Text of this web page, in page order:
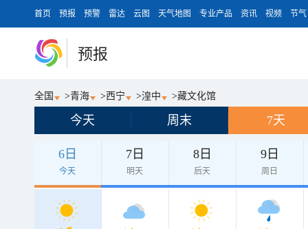
首页 预报 预警 雷达 云图 天气地图 专业产品 资讯 视频 节气
预报
全国 >青海 >西宁 >湟中 >藏文化馆
今天 周末 7天
6日
今天
7日
明天
8日
后天
9日
周日